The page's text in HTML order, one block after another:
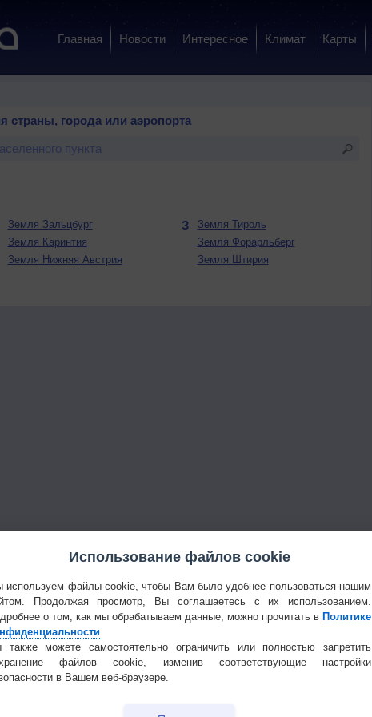
Главная Новости Интересное Климат Карты
страны, города или аэропорта
Земля Зальцбург
Земля Каринтия
Земля Нижняя Австрия
З
Земля Тироль
Земля Форарльберг
Земля Штирия
Использование файлов cookie
используем файлы cookie, чтобы Вам было удобнее пользоваться нашим
Продолжая просмотр, Вы соглашаетесь с их использованием.
о том, как мы обрабатываем данные, можно прочитать в Политике
.
также можете самостоятельно ограничить или полностью запретить
файлов cookie, изменив соответствующие настройки
в Вашем веб-браузере.